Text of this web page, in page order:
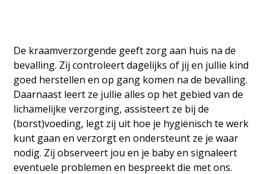
De kraamverzorgende geeft zorg aan huis na de
bevalling. Zij controleert dagelijks of jij en jullie kind
goed herstellen en op gang komen na de bevalling.
Daarnaast leert ze jullie alles op het gebied van de
lichamelijke verzorging, assisteert ze bij de
(borst)voeding, legt zij uit hoe je hygiënisch te werk
kunt gaan en verzorgt en ondersteunt ze je waar
nodig. Zij observeert jou en je baby en signaleert
eventuele problemen en bespreekt die met ons.